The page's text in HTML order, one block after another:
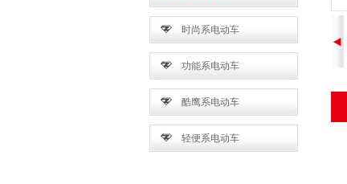
时尚系电动车
功能系电动车
酷鹰系电动车
轻便系电动车